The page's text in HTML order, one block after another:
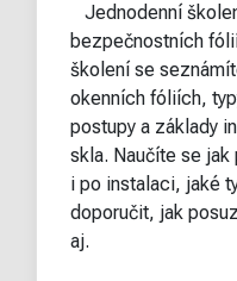
Jednodenní
bezpečnostních
školení se
okenních fóliích,
postupy a základy
skla. Naučíte se
i po instalaci, jaké
doporučit, jak
aj.